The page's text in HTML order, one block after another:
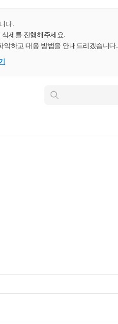
다.
제를 진행해주세요.
하고 대응 방법을 안내드리겠습니다.
인